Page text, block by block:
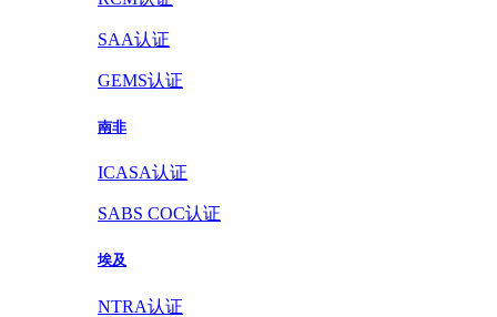
SAA认证
GEMS认证
南非
ICASA认证
SABS COC认证
埃及
NTRA认证